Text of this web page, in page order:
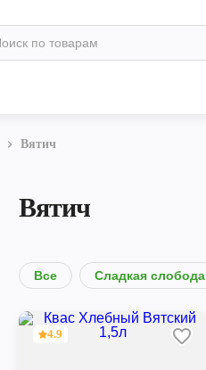
Вятич
Вятич
Все Сладкая слобода
4.9